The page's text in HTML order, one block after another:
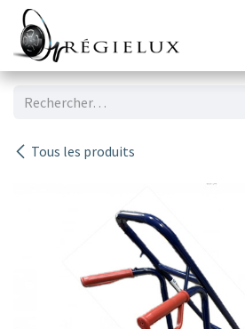
Se rendre au contenu
Tous les produits